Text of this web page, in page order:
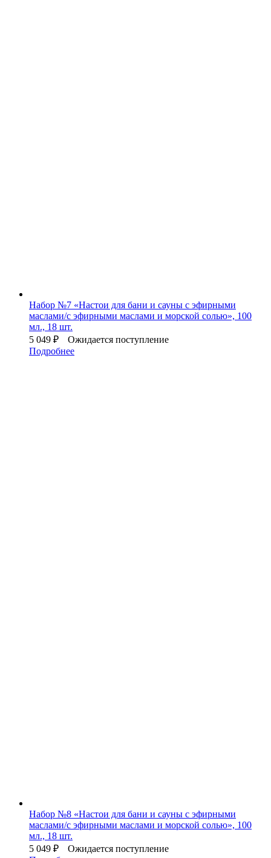
Набор №7 «Настои для бани и сауны с эфирными
маслами/с эфирными маслами и морской солью», 100
мл., 18 шт.
5 049 ₽
Ожидается поступление
Подробнее
Набор №8 «Настои для бани и сауны с эфирными
маслами/с эфирными маслами и морской солью», 100
мл., 18 шт.
5 049 ₽
Ожидается поступление